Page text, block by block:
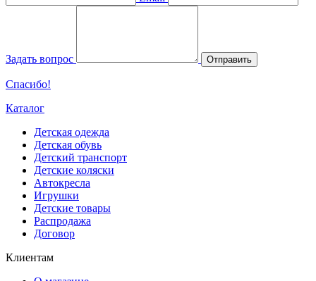
Задать вопрос Отправить
Спасибо!
Каталог
Детская одежда
Детская обувь
Детский транспорт
Детские коляски
Автокресла
Игрушки
Детские товары
Распродажа
Договор
Клиентам